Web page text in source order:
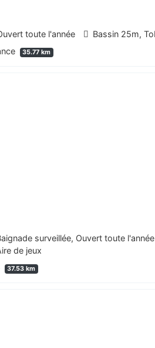
toute l'année
Bassin 25m,
35.77 km
surveillée, Ouvert toute l'année
de jeux
37.53 km